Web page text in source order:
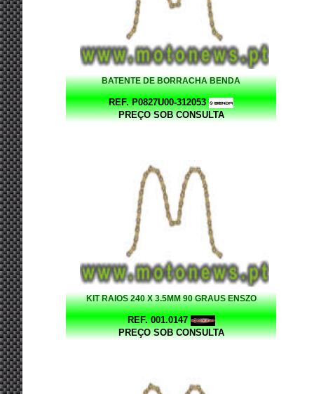
BATENTE DE BORRACHA BENDA
REF. P0827U00-312053
PREÇO SOB CONSULTA
KIT RAIOS 240 X 3.5MM 90 GRAUS ENSZO
REF. 001.0147
PREÇO SOB CONSULTA